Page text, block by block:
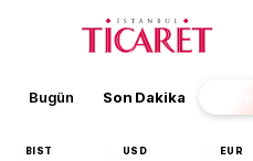
Bugün Son Dakika
BIST USD EUR